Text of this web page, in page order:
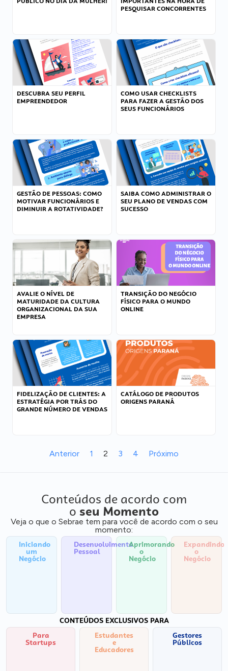
PESQUISAR CONCORRENTES
DESCUBRA SEU PERFIL
EMPREENDEDOR
COMO USAR CHECKLISTS
PARA FAZER A GESTÃO DOS
SEUS FUNCIONÁRIOS
GESTÃO DE PESSOAS: COMO
MOTIVAR FUNCIONÁRIOS E
DIMINUIR A ROTATIVIDADE?
SAIBA COMO ADMINISTRAR O
SEU PLANO DE VENDAS COM
SUCESSO
AVALIE O NÍVEL DE
MATURIDADE DA CULTURA
ORGANIZACIONAL DA SUA
EMPRESA
TRANSIÇÃO DO NEGÓCIO
FÍSICO PARA O MUNDO
ONLINE
FIDELIZAÇÃO DE CLIENTES: A
ESTRATÉGIA POR TRÁS DO
GRANDE NÚMERO DE VENDAS
CATÁLOGO DE PRODUTOS
ORIGENS PARANÁ
Anterior 1 2 3 4 Próximo
Conteúdos de acordo com
o seu Momento
Veja o que o Sebrae tem para você de acordo com o seu
momento:
Iniciando
um
Negócio
Desenvolvimento
Pessoal
Aprimorando
o
Negócio
Expandindo
o
Negócio
CONTEÚDOS EXCLUSIVOS PARA
Para
Startups
Estudantes
e
Educadores
Gestores
Públicos